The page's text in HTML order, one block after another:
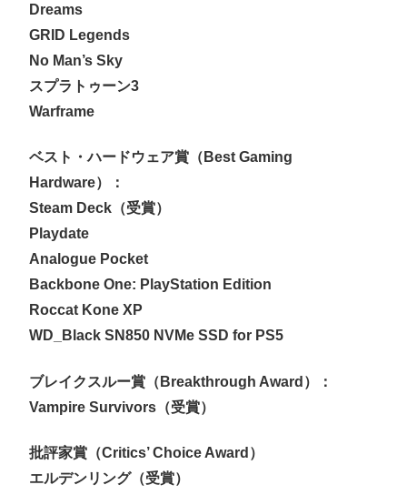
Dreams
GRID Legends
No Man’s Sky
スプラトゥーン3
Warframe
ベスト・ハードウェア賞（Best Gaming
Hardware）：
Steam Deck（受賞）
Playdate
Analogue Pocket
Backbone One: PlayStation Edition
Roccat Kone XP
WD_Black SN850 NVMe SSD for PS5
ブレイクスルー賞（Breakthrough Award）：
Vampire Survivors（受賞）
批評家賞（Critics’ Choice Award）
エルデンリング（受賞）